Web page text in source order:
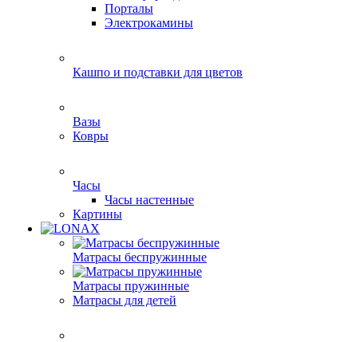
Порталы
Электрокамины
Кашпо и подставки для цветов
Вазы
Ковры
Часы
Часы настенные
Картины
Матрасы беспружинные
Матрасы пружинные
Матрасы для детей